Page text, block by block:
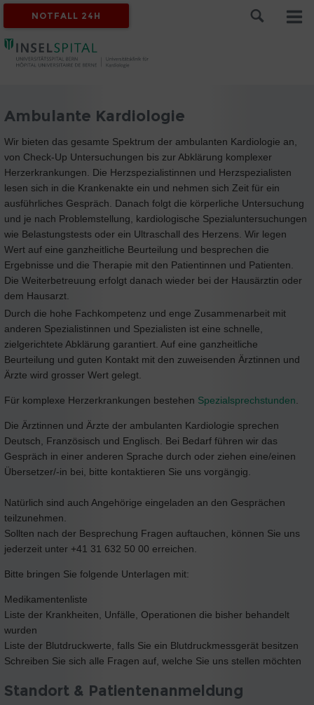
NOTFALL 24H
Ambulante Kardiologie
Wir bieten das gesamte Spektrum der ambulanten Kardiologie an,
von Check-Up Untersuchungen bis zur Abklärung komplexer
Herzerkrankungen. Die Herzspezialistinnen und Herzspezialisten
lesen sich in die Krankenakte ein und nehmen sich Zeit für ein
ausführliches Gespräch. Danach folgt die körperliche Untersuchung
und je nach Problemstellung, kardiologische Spezialuntersuchungen
wie Belastungstests oder ein Ultraschall des Herzens. Wir legen
Wert auf eine ganzheitliche Beurteilung und besprechen die
Ergebnisse und die Therapie mit den Patientinnen und Patienten.
Die Weiterbetreuung erfolgt danach wieder bei der Hausärztin oder
dem Hausarzt.
Durch die hohe Fachkompetenz und enge Zusammenarbeit mit
anderen Spezialistinnen und Spezialisten ist eine schnelle,
zielgerichtete Abklärung garantiert. Auf eine ganzheitliche
Beurteilung und guten Kontakt mit den zuweisenden Ärztinnen und
Ärzte wird grosser Wert gelegt.
Für komplexe Herzerkrankungen bestehen Spezialsprechstunden.
Die Ärztinnen und Ärzte der ambulanten Kardiologie sprechen
Deutsch, Französisch und Englisch. Bei Bedarf führen wir das
Gespräch in einer anderen Sprache durch oder ziehen eine/einen
Übersetzer/-in bei, bitte kontaktieren Sie uns vorgängig.
Natürlich sind auch Angehörige eingeladen an den Gesprächen
teilzunehmen.
Sollten nach der Besprechung Fragen auftauchen, können Sie uns
jederzeit unter +41 31 632 50 00 erreichen.
Bitte bringen Sie folgende Unterlagen mit:
Medikamentenliste
Liste der Krankheiten, Unfälle, Operationen die bisher behandelt
wurden
Liste der Blutdruckwerte, falls Sie ein Blutdruckmessgerät besitzen
Schreiben Sie sich alle Fragen auf, welche Sie uns stellen möchten
Standort & Patientenanmeldung